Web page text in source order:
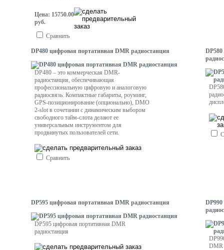
Цена: 15750.00
руб.
Сравнить
DP480 цифровая портативная DMR радиостанция
DP480 – это коммерческая DMR-
радиостанция, обеспечивающая
профессиональную цифровую и аналоговую
радиосвязь. Компактные габариты, роуминг,
GPS-позиционирование (опционально), DMO
2-slot в сочетании с динамическим выбором
свободного тайм-слота делают ее
универсальным инструментом для
продвинутых пользователей сети.
Сравнить
DP595 цифровая портативная DMR радиостанция
DP595 цифровая портативная DMR
радиостанция
DMR